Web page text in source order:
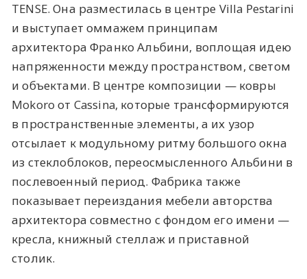
TENSE. Она разместилась в центре Villa Pestarini
и выступает оммажем принципам
архитектора Франко Альбини, воплощая идею
напряженности между пространством, светом
и объектами. В центре композиции — ковры
Mokoro от Cassina, которые трансформируются
в пространственные элементы, а их узор
отсылает к модульному ритму большого окна
из стеклоблоков, переосмысленного Альбини в
послевоенный период. Фабрика также
показывает переиздания мебели авторства
архитектора совместно с фондом его имени —
кресла, книжный стеллаж и приставной
столик.